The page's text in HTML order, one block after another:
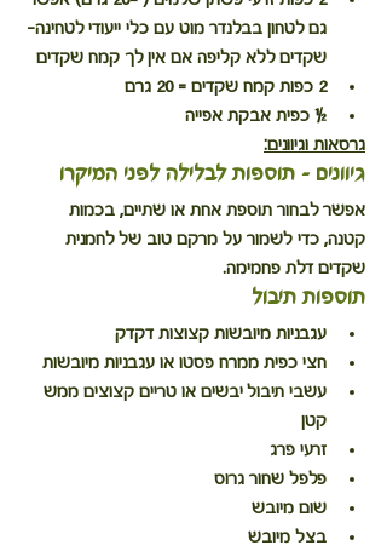
גם לטחון בבלנדר מוט עם כלי ייעודי לטחינה-
שקדים ללא קליפה אם אין לך קמח שקדים
2 כפות קמח שקדים = 20 גרם
½ כפית אבקת אפייה
גרסאות וגיוונים:
גיוונים – תוספות לבלילה לפני המיקרו
אפשר לבחור תוספת אחת או שתיים, בכמות
קטנה, כדי לשמור על מרקם טוב של לחמנית
שקדים דלת פחמימה.
תוספות תיבול
עגבניות מיובשות קצוצות דקדק
חצי כפית ממרח פסטו או עגבניות מיובשות
עשבי תיבול יבשים או טריים קצוצים ממש
קטן
זרעי פרג
פלפל שחור גרוס
שום מיובש
בצל מיובש